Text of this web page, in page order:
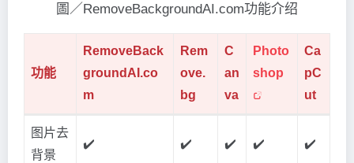
圖／RemoveBackgroundAI.com功能介绍
功能
RemoveBack
groundAI.co
m
Rem
ove.
bg
C
an
va
Photo
shop
Ca
pC
ut
图片去
背景
✔️ ✔️ ✔️ ✔️ ✔️